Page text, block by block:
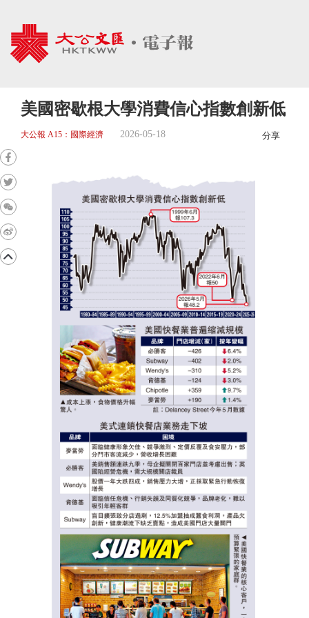
美國密歇根大學消費信心指數創新低
大公報 A15：國際經濟 2026-05-18 分享